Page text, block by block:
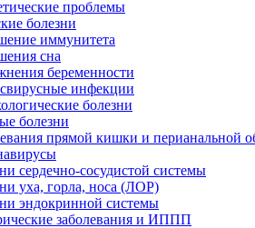
проблемы
болезни
иммунитета
сна
беременности
инфекции
болезни
болезни
прямой кишки и перианальной
сердечно-сосудистой системы
уха, горла, носа (ЛОР)
эндокринной системы
заболевания и ИППП